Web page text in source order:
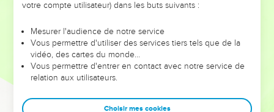
leur foi ou leur vision. Mais on voit moins les doutes, les erreurs
et les saisons difficiles qu'ils ont traversés, alors même que ce
sont elles qui les ont façonnés.
Dans cette conférence, leaders, entrepreneurs, et responsables
clés pour avancer avec plus de sagesse afin que leurs erreurs
votre compte utilisateur) dans les buts suivants :
Mesurer l'audience de notre service
Vous permettre d'utiliser des services tiers tels que de la
vidéo, des cartes du monde…
Vous permettre d'entrer en contact avec notre service de
relation aux utilisateurs.
Choisir mes cookies